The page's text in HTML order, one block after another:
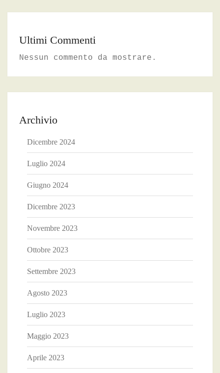
Ultimi Commenti
Nessun commento da mostrare.
Archivio
Dicembre 2024
Luglio 2024
Giugno 2024
Dicembre 2023
Novembre 2023
Ottobre 2023
Settembre 2023
Agosto 2023
Luglio 2023
Maggio 2023
Aprile 2023